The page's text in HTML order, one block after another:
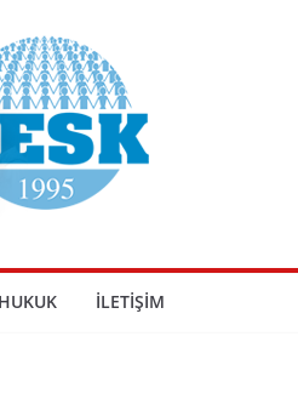
HUKUK İLETIŞIM